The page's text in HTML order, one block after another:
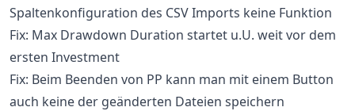
Spaltenkonfiguration des CSV Imports keine Funktion
Fix: Max Drawdown Duration startet u.U. weit vor dem
ersten Investment
Fix: Beim Beenden von PP kann man mit einem Button
auch keine der geänderten Dateien speichern